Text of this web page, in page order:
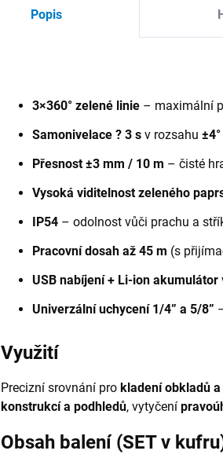
Popis
3×360° zelené linie – maximální
Samonivelace ? 3 s v rozsahu ±4°
Přesnost ±3 mm / 10 m – čisté
Vysoká viditelnost zeleného
IP54 – odolnost vůči prachu a
Pracovní dosah až 45 m (s
USB nabíjení + Li-ion akumulátor
Univerzální uchycení 1/4” a 5/8”
Využití
Precizní srovnání pro kladení obkladů
konstrukcí a podhledů, vytyčení
Obsah balení (SET v